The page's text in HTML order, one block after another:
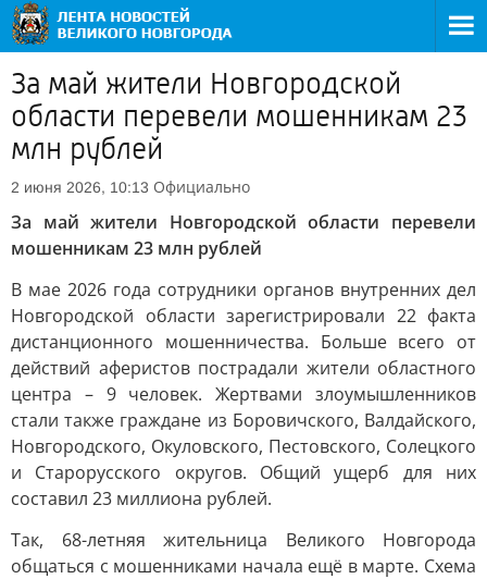
За май жители Новгородской
области перевели мошенникам 23
млн рублей
2 июня 2026, 10:13 Официально
За май жители Новгородской области перевели
мошенникам 23 млн рублей
В мае 2026 года сотрудники органов внутренних дел
Новгородской области зарегистрировали 22 факта
дистанционного мошенничества. Больше всего от
действий аферистов пострадали жители областного
центра – 9 человек. Жертвами злоумышленников
стали также граждане из Боровичского, Валдайского,
Новгородского, Окуловского, Пестовского, Солецкого
и Старорусского округов. Общий ущерб для них
составил 23 миллиона рублей.
Так, 68-летняя жительница Великого Новгорода
общаться с мошенниками начала ещё в марте. Схема